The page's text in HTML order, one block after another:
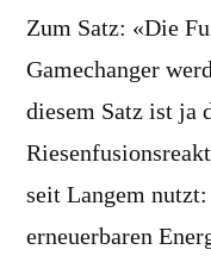
Zum Satz: «Die
Gamechanger
diesem Satz ist ja
seit Langem
erneuerbaren